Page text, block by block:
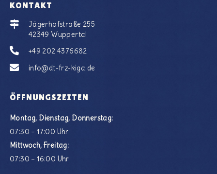
KONTAKT
Jägerhofstraße 255
42349 Wuppertal
+49 202 4376682
info@dt-frz-kiga.de
ÖFFNUNGSZEITEN
Montag, Dienstag, Donnerstag:
07:30 – 17:00 Uhr
Mittwoch, Freitag:
07:30 – 16:00 Uhr